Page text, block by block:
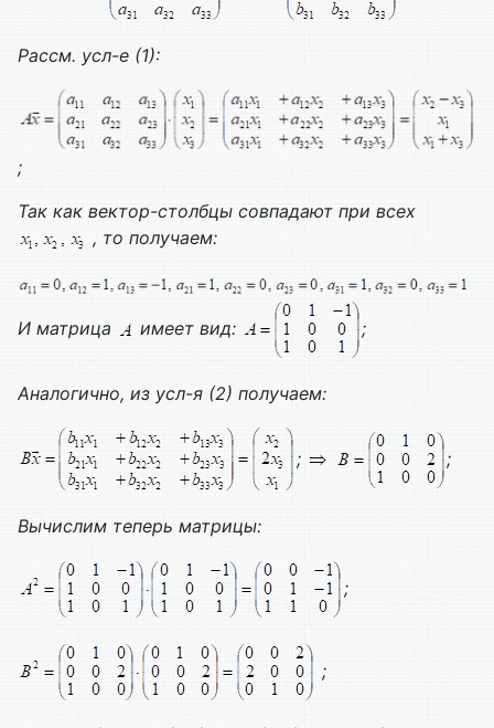
Рассм. усл-е (1):
;
Так как вектор-столбцы совпадают при всех
, то получаем:
И матрица имеет вид: ;
Аналогично, из усл-я (2) получаем:
; ;
Вычислим теперь матрицы:
;
;